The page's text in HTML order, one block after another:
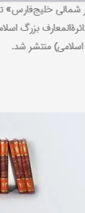
مرکز دائرة‌المعارف
همایش ملّی زبان‌ها